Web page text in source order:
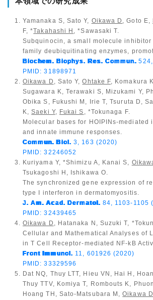
Yamanaka S, Sato Y, Oikawa D , Goto E,
F, *Takahashi H , *Sawasaki T.
Subquinocin, a small molecule inhibitor
family deubiquitinating enzymes,
Biochem. Biophys. Res. Commun.
PMID: 31898971
Oikawa D , Sato Y,Ohtake F, Komakura
Sugawara K, Terawaki S, Mizukami Y,
Obika S, Fukushi M, Irie T, Tsuruta D,
K,Saeki Y, Fukai S , *Tokunaga F.
Molecular bases for HOIPINs-mediated
and innate immune responses.
Commun. Biol. 3, 163 (2020)
PMID: 32246052
Kuriyama Y, *Shimizu A, Kanai S,
Tsukagoshi H, Ishikawa O.
The synchronized gene expression of
type I interferon in dermatomyositis.
J. Am. Acad. Dermatol. 84, 1103-1105
PMID: 32439465
Oikawa D , Hatanaka N, Suzuki T,
Cellular and Mathematical Analyses of
in T Cell Receptor-mediated NF-kB
Front Immunol. 11, 601926 (2020)
PMID: 33329596
Dat NQ, Thuy LTT, Hieu VN, Hai H,
Thuy TTV, Komiya T, Rombouts K,
Hoang TH, Sato-Matsubara M,Oikawa D